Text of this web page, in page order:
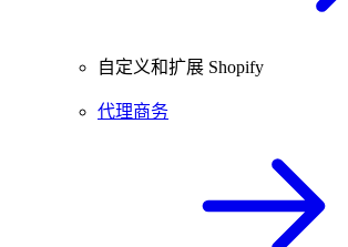
自定义和扩展 Shopify
代理商务